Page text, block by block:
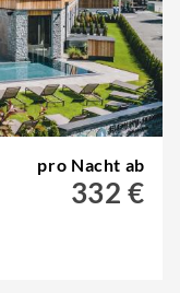
pro Nacht ab
332 €